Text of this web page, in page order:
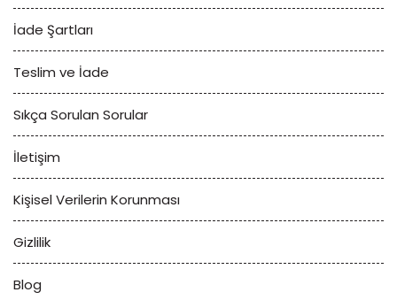
İade Şartları
Teslim ve İade
Sıkça Sorulan Sorular
İletişim
Kişisel Verilerin Korunması
Gizlilik
Blog